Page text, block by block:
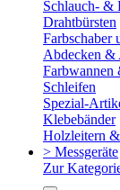
Schlauch- &
Drahtbürsten
Farbschaber
Abdecken &
Farbwannen
Schleifen
Spezial-
Klebebänder
Holzleitern
> Messgeräte
Zur